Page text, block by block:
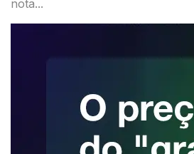
nota...